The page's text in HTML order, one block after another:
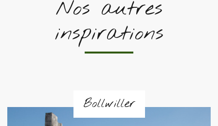
Nos autres
inspirations
Bollwiller